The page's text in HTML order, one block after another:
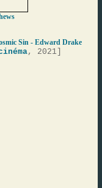
Sin - Edward Drake
, 2021]